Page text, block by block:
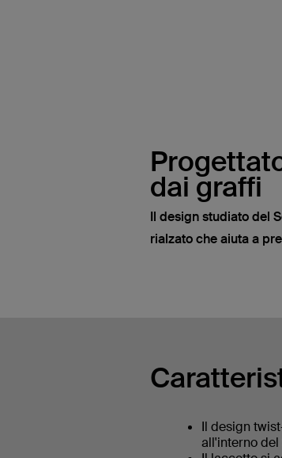
dai graffi
Il design studiato del
rialzato che aiuta a
Il design
all'interno